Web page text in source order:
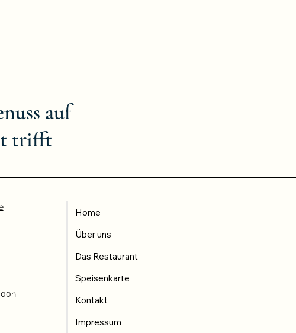
auf
trifft
Home
Über uns
Das Restaurant
Speisenkarte
Kontakt
Impressum